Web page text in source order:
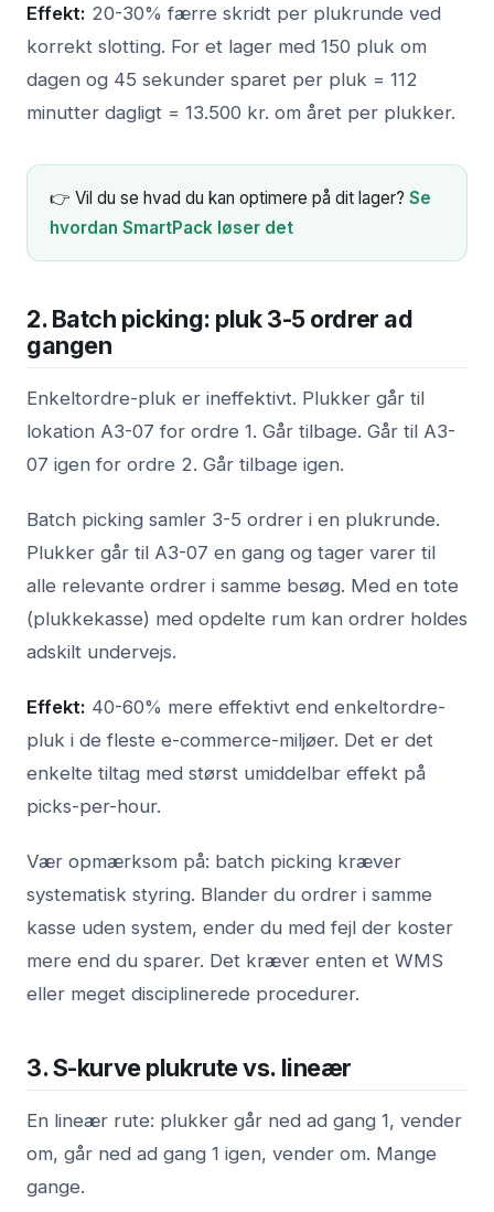
Effekt: 20-30% færre skridt per plukrunde ved
korrekt slotting. For et lager med 150 pluk om
dagen og 45 sekunder sparet per pluk = 112
minutter dagligt = 13.500 kr. om året per plukker.
👉 Vil du se hvad du kan optimere på dit lager? Se
hvordan SmartPack løser det
2. Batch picking: pluk 3-5 ordrer ad
gangen
Enkeltordre-pluk er ineffektivt. Plukker går til
lokation A3-07 for ordre 1. Går tilbage. Går til A3-
07 igen for ordre 2. Går tilbage igen.
Batch picking samler 3-5 ordrer i en plukrunde.
Plukker går til A3-07 en gang og tager varer til
alle relevante ordrer i samme besøg. Med en tote
(plukkekasse) med opdelte rum kan ordrer holdes
adskilt undervejs.
Effekt: 40-60% mere effektivt end enkeltordre-
pluk i de fleste e-commerce-miljøer. Det er det
enkelte tiltag med størst umiddelbar effekt på
picks-per-hour.
Vær opmærksom på: batch picking kræver
systematisk styring. Blander du ordrer i samme
kasse uden system, ender du med fejl der koster
mere end du sparer. Det kræver enten et WMS
eller meget disciplinerede procedurer.
3. S-kurve plukrute vs. lineær
En lineær rute: plukker går ned ad gang 1, vender
om, går ned ad gang 1 igen, vender om. Mange
gange.